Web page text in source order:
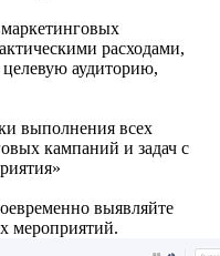
расходами,
аудиторию,
выполнения всех
кампаний и задач с
выявляйте
мероприятий.